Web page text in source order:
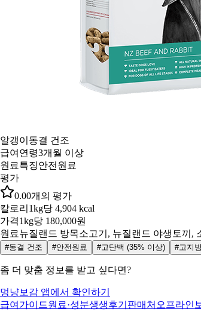
알갱이 동결 건조
급여연령3개월 이상
원료특징안전원료
평가
0.00개의 평가
칼로리 1kg당 4,904 kcal
가격1kg당 180,000원
원료뉴질랜드 방목소고기, 뉴질랜드 야생토끼,
#동결 건조 #안전원료 #고단백 (35% 이상) #고지
좀 더 맞춤 정보를 받고 싶다면?
멍냥보감 앱에서 확인하기
급여가이드원료·성분생생후기 판매처 오프라인